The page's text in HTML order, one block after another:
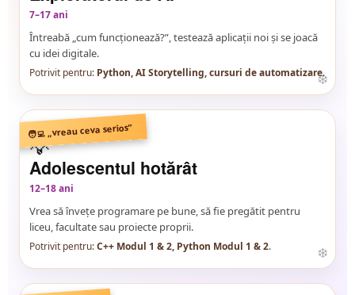
7–17 ani
Întreabă „cum funcționează?”, testează aplicații noi și se joacă
cu idei digitale.
Potrivit pentru: Python, AI Storytelling, cursuri de automatizare.
🧑‍💻 „vreau ceva serios”
💡
Adolescentul hotărât
12–18 ani
Vrea să învețe programare pe bune, să fie pregătit pentru
liceu, facultate sau proiecte proprii.
Potrivit pentru:C++ Modul 1 & 2, Python Modul 1 & 2.